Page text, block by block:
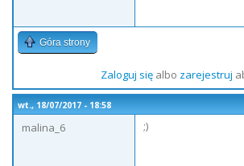
Góra strony
Zaloguj sięalbo zarejestruj
wt., 18/07/2017 - 18:58
malina_6
;)